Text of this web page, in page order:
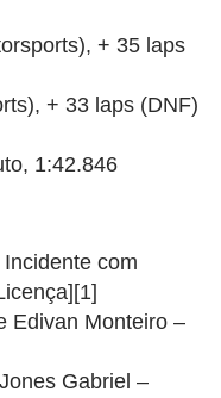
+ 35 laps
+ 33 laps (DNF)
1:42.846
com
Edivan Monteiro –
Gabriel –